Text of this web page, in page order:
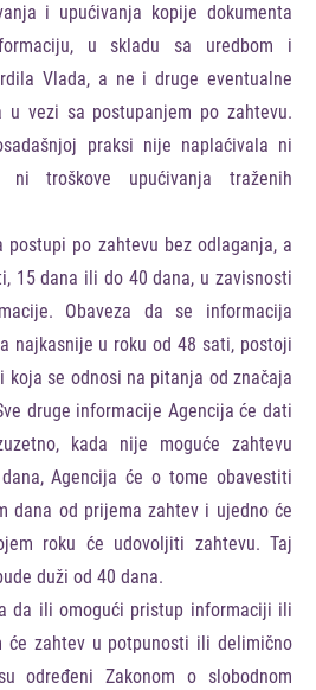
i upućivanja kopije dokumenta
u skladu sa uredbom i
Vlada, a ne i druge eventualne
u vezi sa postupanjem po zahtevu.
praksi nije naplaćivala ni
ni troškove upućivanja traženih
po zahtevu bez odlaganja, a
15 dana ili do 40 dana, u zavisnosti
Obaveza da se informacija
najkasnije u roku od 48 sati, postoji
koja se odnosi na pitanja od značaja
druge informacije Agencija će dati
kada nije moguće zahtevu
Agencija će o tome obavestiti
dana od prijema zahtev i ujedno će
roku će udovoljiti zahtevu. Taj
duži od 40 dana.
da ili omogući pristup informaciji ili
će zahtev u potpunosti ili delimično
određeni Zakonom o slobodnom